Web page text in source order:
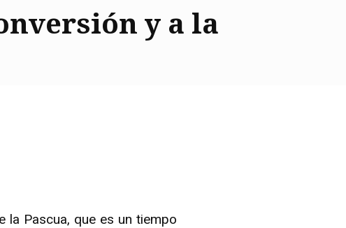
y a la
la Pascua, que es un tiempo